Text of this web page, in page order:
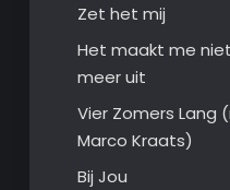
Zet het mij
Het maakt me
meer uit
Vier Zomers Lang
Marco Kraats)
Bij Jou